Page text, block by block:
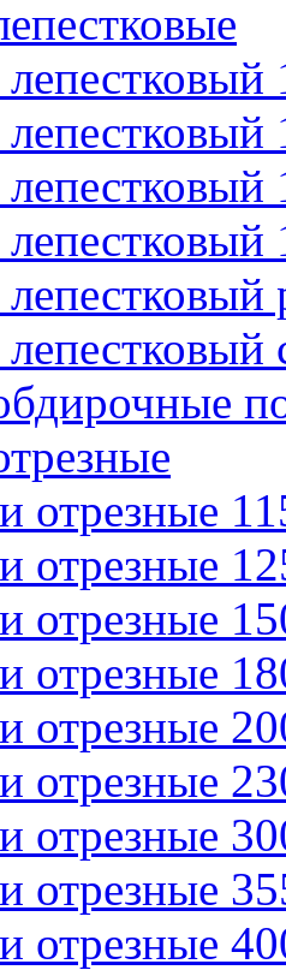
отрезные
отрезные
отрезные
отрезные
отрезные
отрезные
отрезные
отрезные
отрезные